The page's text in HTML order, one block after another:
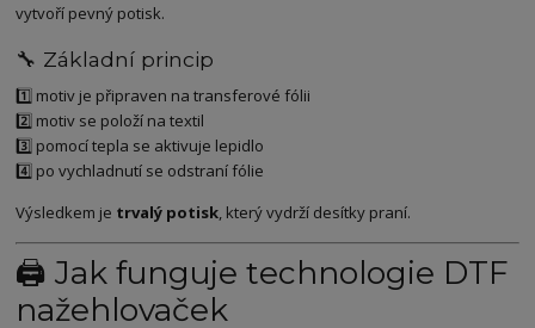
vytvoří pevný potisk.
🔧 Základní princip
1️⃣ motiv je připraven na transferové fólii
2️⃣ motiv se položí na textil
3️⃣ pomocí tepla se aktivuje lepidlo
4️⃣ po vychladnutí se odstraní fólie
Výsledkem je trvalý potisk, který vydrží desítky praní.
🖨️ Jak funguje technologie DTF
nažehlovaček